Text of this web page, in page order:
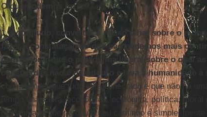
O que podemos fazer?
1. Sobretudo, converter o nosso olhar sobre o
fazer a constatação de que não podemos mais
nem ignorar que o paradigma liberal sobre o qual
construídas não é duradouro e leva a humanidade
compreender que tudo está conectado e que não há
tempo financeira, econômica, ecológica, política,
humanidade que perdeu o seu caminho e